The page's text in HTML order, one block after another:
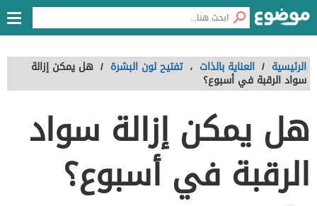
الرئيسية / العناية بالذات ، تفتيح لون البشرة / هل يمكن إزالة
سواد الرقبة في أسبوع؟
هل يمكن إزالة سواد
الرقبة في أسبوع؟